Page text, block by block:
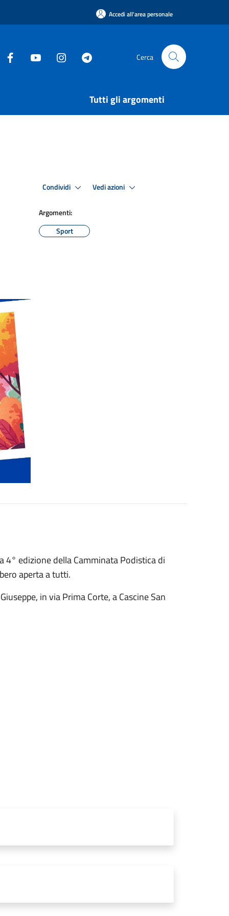
Accedi all'area personale
Cerca
Tutti gli argomenti
Condividi Vedi azioni
Argomenti:
Sport
4° edizione della Camminata Podistica di
aperta a tutti.
in via Prima Corte, a Cascine San